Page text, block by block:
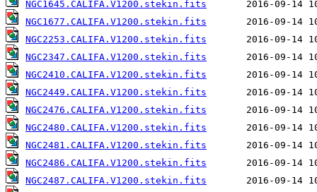
NGC1645.CALIFA.V1200.stekin.fits
NGC1677.CALIFA.V1200.stekin.fits
NGC2253.CALIFA.V1200.stekin.fits
NGC2347.CALIFA.V1200.stekin.fits
NGC2410.CALIFA.V1200.stekin.fits
NGC2449.CALIFA.V1200.stekin.fits
NGC2476.CALIFA.V1200.stekin.fits
NGC2480.CALIFA.V1200.stekin.fits
NGC2481.CALIFA.V1200.stekin.fits
NGC2486.CALIFA.V1200.stekin.fits
NGC2487.CALIFA.V1200.stekin.fits